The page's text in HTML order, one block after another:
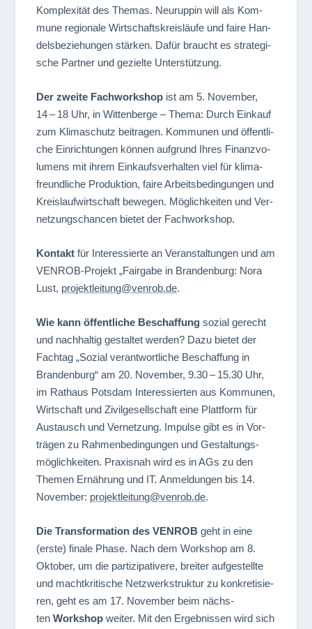
Kom­ple­xi­tät des The­mas. Neu­rup­pin will als Kom­
mune regio­nale Wirt­schafts­kreis­läufe und faire Han­
dels­be­zie­hun­gen stär­ken. Dafür braucht es stra­te­gi­
sche Part­ner und gezielte Unterstützung.
Der zweite Fach­work­shop ist am 5. Novem­ber,
14 – 18 Uhr, in Wit­ten­berge – Thema: Durch Ein­kauf
zum Kli­ma­schutz bei­tra­gen. Kom­mu­nen und öffent­li­
che Ein­rich­tun­gen kön­nen auf­grund Ihres Finanz­vo­
lu­mens mit ihrem Ein­kaufs­ver­hal­ten viel für kli­ma­
freund­li­che Pro­duk­tion, faire Arbeits­be­din­gun­gen und
Kreis­lauf­wirt­schaft bewe­gen. Mög­lich­kei­ten und Ver­
net­zungs­chan­cen bie­tet der Fachworkshop.
Kon­takt für Inter­es­sierte an Ver­an­stal­tun­gen und am
VEN­ROB-Pro­jekt „Fair­gabe in Bran­den­burg: Nora
Lust, projektleitung@venrob.de.
Wie kann öffent­li­che Beschaf­fung sozial gerecht
und nach­hal­tig gestal­tet wer­den? Dazu bie­tet der
Fach­tag „Sozial ver­ant­wort­li­che Beschaf­fung in
Bran­den­burg“ am 20. Novem­ber, 9.30 – 15.30 Uhr,
im Rat­haus Pots­dam Inter­es­sier­ten aus Kom­mu­nen,
Wirt­schaft und Zivil­ge­sell­schaft eine Platt­form für
Aus­tausch und Ver­net­zung. Impulse gibt es in Vor­
trä­gen zu Rah­men­be­din­gun­gen und Gestal­tungs­
mög­lich­kei­ten. Pra­xis­nah wird es in AGs zu den
The­men Ernäh­rung und IT. Anmel­dun­gen bis 14.
Novem­ber: projektleitung@venrob.de.
Die Trans­for­ma­tion des VENROBgeht in eine
(erste) finale Phase. Nach dem Work­shop am 8.
Okto­ber, um die par­ti­zi­pa­ti­vere, brei­ter auf­ge­stellte
und macht­kri­ti­sche Netz­werk­struk­tur zu kon­kre­ti­sie­
ren, geht es am 17. Novem­ber beim nächs­
tenWork­shop wei­ter. Mit den Ergeb­nis­sen wird sich